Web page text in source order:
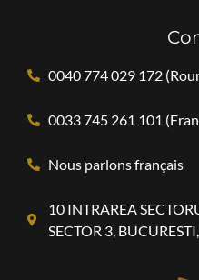
0040 774 029 172
0033 745 261 101
Nous parlons français
10 INTRAREA
SECTOR 3,